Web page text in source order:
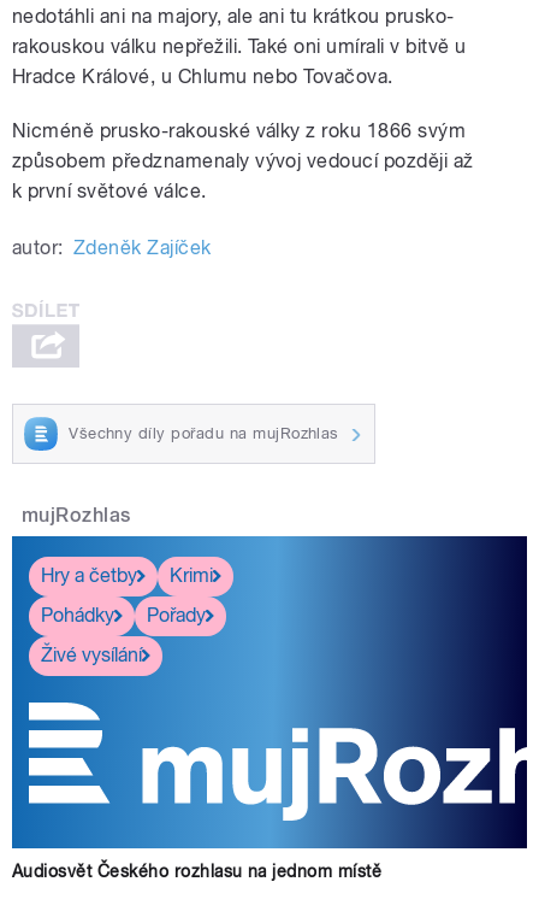
nedotáhli ani na majory, ale ani tu krátkou prusko-
rakouskou válku nepřežili. Také oni umírali v bitvě u
Hradce Králové, u Chlumu nebo Tovačova.
Nicméně prusko-rakouské války z roku 1866 svým
způsobem předznamenaly vývoj vedoucí později až
k první světové válce.
autor: Zdeněk Zajíček
Všechny díly pořadu na mujRozhlas
mujRozhlas
Hry a četby
Krimi
Pohádky
Pořady
Živé vysílání
Audiosvět Českého rozhlasu na jednom místě